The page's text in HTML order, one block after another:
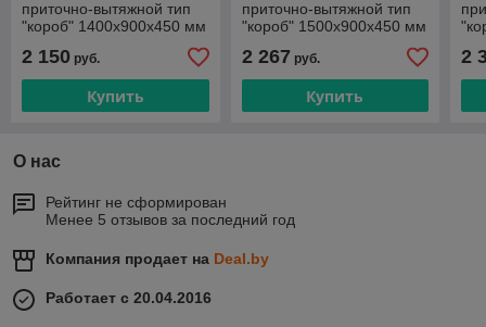
приточно-вытяжной тип
"короб" 1400х900х450 мм
2 150 руб.
Купить
приточно-вытяжной тип
"короб" 1500х900х450 мм
2 267 руб.
Купить
2
О нас
Рейтинг не сформирован
Менее 5 отзывов за последний год
Компания продает на Deal.by
Работает с 20.04.2016